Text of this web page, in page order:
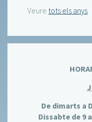
Veure tots els anys
De dimarts a
Dissabte de 9